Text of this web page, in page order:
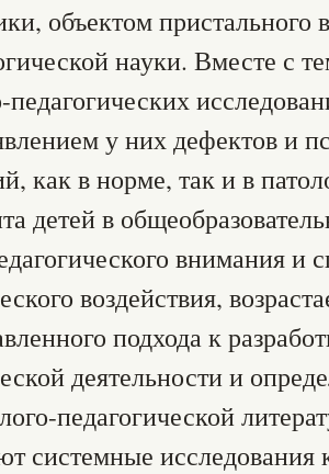
объектом пристального
науки. Вместе с
педагогических
у них дефектов и
как в норме, так и в
детей в
внимания и
воздействия,
подхода к
деятельности и
педагогической
системные